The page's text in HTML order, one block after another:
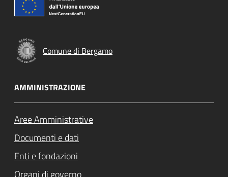
Comune di Bergamo
AMMINISTRAZIONE
Aree Amministrative
Documenti e dati
Enti e fondazioni
Organi di governo